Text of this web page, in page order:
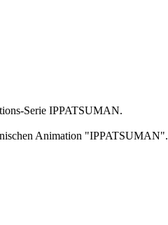
Serie IPPATSUMAN.
Animation "IPPATSUMAN".